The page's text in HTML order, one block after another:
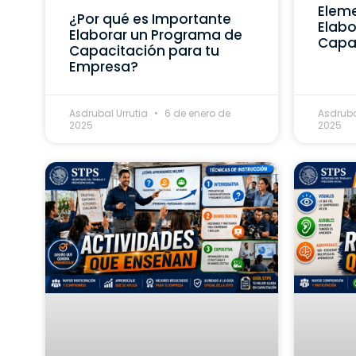
¿Por qué es Importante
Elaborar un Programa de
Capacitación para tu
Empresa?
Asdrubal Urrutia
6 de enero de
2025
2025